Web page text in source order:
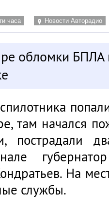
часа Новости Авторадио
обломки БПЛА
там начался
пострадали
На
службы.